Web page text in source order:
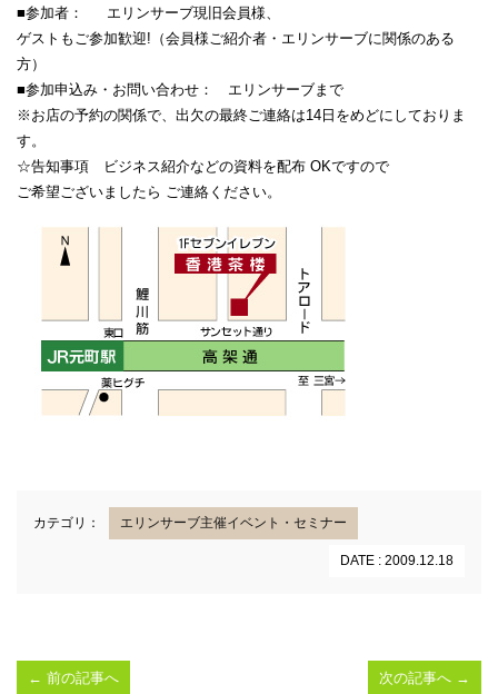
■参加者： エリンサーブ現旧会員様、
ゲストもご参加歓迎!（会員様ご紹介者・エリンサーブに関係のある
方）
■参加申込み・お問い合わせ： エリンサーブまで
※お店の予約の関係で、出欠の最終ご連絡は14日をめどにしておりま
す。
☆告知事項 ビジネス紹介などの資料を配布 OKですので
ご希望ございましたら ご連絡ください。
カテゴリ： エリンサーブ主催イベント・セミナー
DATE : 2009.12.18
← 前の記事へ 次の記事へ →